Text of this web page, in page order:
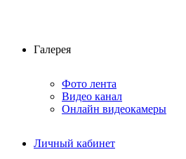
Галерея
Фото лента
Видео канал
Онлайн видеокамеры
Личный кабинет